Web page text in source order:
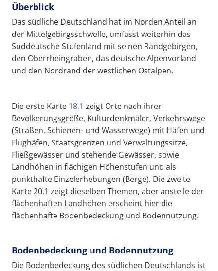
Überblick
Das südliche Deutschland hat im Norden Anteil an
der Mittelgebirgsschwelle, umfasst weiterhin das
Süddeutsche Stufenland mit seinen Randgebirgen,
den Oberrheingraben, das deutsche Alpenvorland
und den Nordrand der westlichen Ostalpen.
Die erste Karte 18.1 zeigt Orte nach ihrer
Bevölkerungsgröße, Kulturdenkmäler, Verkehrswege
(Straßen, Schienen- und Wasserwege) mit Häfen und
Flughäfen, Staatsgrenzen und Verwaltungssitze,
Fließgewässer und stehende Gewässer, sowie
Landhöhen in flächigen Höhenstufen und als
punkthafte Einzelerhebungen (Berge). Die zweite
Karte 20.1 zeigt dieselben Themen, aber anstelle der
flächenhaften Landhöhen erscheint hier die
flächenhafte Bodenbedeckung und Bodennutzung.
Bodenbedeckung und Bodennutzung
Die Bodenbedeckung des südlichen Deutschlands ist